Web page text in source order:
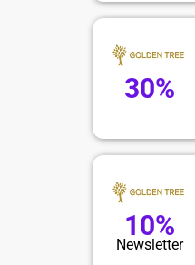
30%
10%
Newsletter